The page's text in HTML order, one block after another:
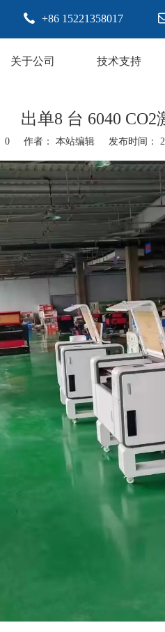
+86 15221358017
关于公司 技术支持
出单8 台 6040 CO2
0作者： 本站编辑 发布时间：